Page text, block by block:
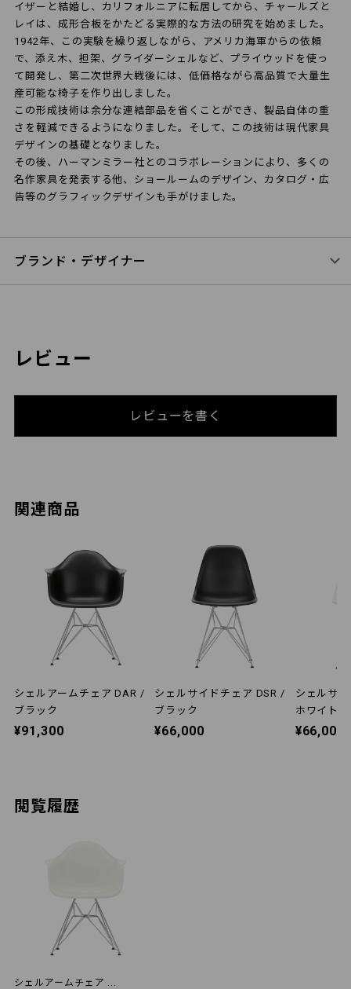
イザーと結婚し、カリフォルニアに転居してから、チャールズと
レイは、成形合板をかたどる実際的な方法の研究を始めました。
1942年、この実験を繰り返しながら、アメリカ海軍からの依頼
で、添え木、担架、グライダーシェルなど、プライウッドを使っ
て開発し、第二次世界大戦後には、低価格ながら高品質で大量生
産可能な椅子を作り出しました。
この形成技術は余分な連結部品を省くことができ、製品自体の重
さを軽減できるようになりました。そして、この技術は現代家具
デザインの基礎となりました。
その後、ハーマンミラー社とのコラボレーションにより、多くの
名作家具を発表する他、ショールームのデザイン、カタログ・広
告等のグラフィックデザインも手がけました。
ブランド・デザイナー
レビュー
レビューを書く
関連商品
シェルアームチェア DAR /
ブラック
¥91,300
シェルサイドチェア DSR /
ブラック
¥66,000
シェルサ
ホワイト
¥66,000
閲覧履歴
シェルアームチェア ...